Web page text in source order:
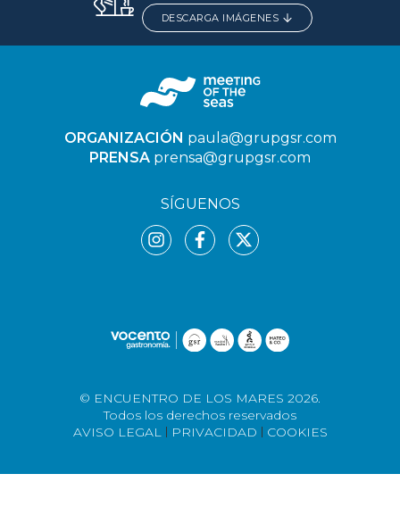
DESCARGA IMÁGENES
ORGANIZACIÓN paula@grupgsr.com
PRENSA prensa@grupgsr.com
SÍGUENOS
© ENCUENTRO DE LOS MARES 2026.
Todos los derechos reservados
AVISO LEGAL
PRIVACIDAD COOKIES